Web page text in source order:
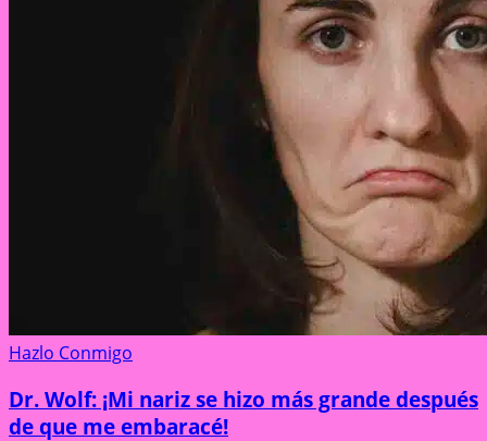
Hazlo Conmigo
Dr. Wolf: ¡Mi nariz se hizo más grande después
de que me embaracé!